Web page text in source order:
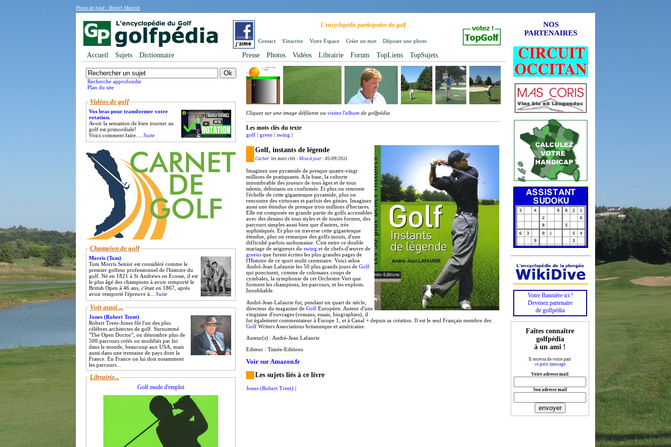
Photo de fond : Robert Mauriès
L'encyclopédie participative du golf
Contact S'inscrire Votre Espace Créer un mot Déposer une photo
Accueil Sujets Dictionnaire Presse Photos Vidéos Librairie Forum TopLiens TopSujets
Cliquez sur une image défilante ou visitez l'album de golfpédia
Les mots clés du texte
golf | green | swing |
Golf, instants de légende
Cacher les mots clés - Mise à jour : 05/09/2011
Imaginez une pyramide de presque quatre-vingt
millions de pratiquants. A la base, la cohorte
innombrable des joueurs de tous âges et de tous
talents, débutants ou confirmés. Et plus on remonte
l'échelle de cette gigantesque pyramide, plus on
rencontre des virtuoses et parfois des génies. Imaginez
aussi une étendue de presque trois millions d'hectares.
Elle est composée en grande partie de golfs accessibles
avec des dessins de tous styles et de toutes formes, des
parcours simples aussi bien que d'autres, très
sophistiqués. Et plus on traverse cette gigantesque
étendue, plus on remarque des golfs inouïs, d'une
difficulté parfois surhumaine. C'est entre ce double
mariage de seigneurs du swing et de chefs-d'œuvre de
greens que furent écrites les plus grandes pages de
l'Histoire de ce sport multi centenaire. Voici selon
André-Jean Lafaunie les 50 plus grands jours de Golf
qui ponctuent, comme de colossaux coups de
cymbales, la symphonie de cet Orchestre Vert que
forment les champions, les parcours, et les exploits.
Inoubliable.
André-Jean Lafaurie fut, pendant un quart de siècle,
directeur du magazine de Golf Européen. Auteur d'une
vingtaine d'ouvrages (romans, essais, biographies), il
fut également commentateur à Europe 1, et à Canal + depuis sa création. Il est le seul Français membre des
Golf Writers Associations britannique et américaine.
Auteur(s) : André-Jean Lafaurie
Editeur : Timée-Editions
Voir sur Amazon.fr
Les sujets liés à ce livre
Jones (Robert Trent) |
Recherche approfondie
Plan du site
Vidéos de golf
Vos bras pour transformer votre
rotation.
Avoir la sensation de bien tourner au
golf est primordiale!
Voici comment faire.... Suite
Champion de golf
Morris (Tom)
Tom Morris Senior est considéré comme le
premier golfeur professionnel de l'histoire du
golf. Né en 1821 à St Andrews en Ecosse, il est
le plus âgé des champions à avoir remporté le
British Open à 46 ans, c'était en 1867, après
avoir remporté l'épreuve à... Suite
Voir aussi ...
Jones (Robert Trent)
Robert Trent-Jones fût l'un des plus
célèbres architectes de golf. Surnommé
"The Open Doctor", on dénombre plus de
500 parcours créés ou modifiés par lui
dans le monde, beaucoup aux USA, mais
aussi dans une trentaine de pays dont la
France. En France on lui doit notamment
les parcours...
Librairie...
Golf mode d'emploi
NOS
PARTENAIRES
Votre Bannière ici !
Devenez partenaire
de golfpédia
Faîtes connaître
golfpédia
à un ami !
Il recevra de votre part
ce petit message
Votre adresse mail
Son adresse mail